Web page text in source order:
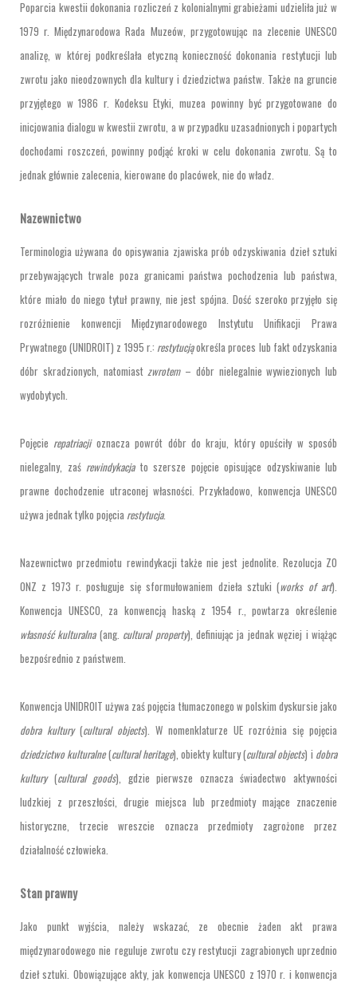
Poparcia kwestii dokonania rozliczeń z kolonialnymi grabieżami udzieliła już w
1979 r. Międzynarodowa Rada Muzeów, przygotowując na zlecenie UNESCO
analizę, w której podkreślała etyczną konieczność dokonania restytucji lub
zwrotu jako nieodzownych dla kultury i dziedzictwa państw. Także na gruncie
przyjętego w 1986 r. Kodeksu Etyki, muzea powinny być przygotowane do
inicjowania dialogu w kwestii zwrotu, a w przypadku uzasadnionych i popartych
dochodami roszczeń, powinny podjąć kroki w celu dokonania zwrotu. Są to
jednak głównie zalecenia, kierowane do placówek, nie do władz.
Nazewnictwo
Terminologia używana do opisywania zjawiska prób odzyskiwania dzieł sztuki
przebywających trwale poza granicami państwa pochodzenia lub państwa,
które miało do niego tytuł prawny, nie jest spójna. Dość szeroko przyjęło się
rozróżnienie konwencji Międzynarodowego Instytutu Unifikacji Prawa
Prywatnego (UNIDROIT) z 1995 r.: restytucjąokreśla proces lub fakt odzyskania
dóbr skradzionych, natomiast zwrotem– dóbr nielegalnie wywiezionych lub
wydobytych.
Pojęcie repatriacjioznacza powrót dóbr do kraju, który opuściły w sposób
nielegalny, zaś rewindykacjato szersze pojęcie opisujące odzyskiwanie lub
prawne dochodzenie utraconej własności. Przykładowo, konwencja UNESCO
używa jednak tylko pojęcia restytucja.
Nazewnictwo przedmiotu rewindykacji także nie jest jednolite. Rezolucja ZO
ONZ z 1973 r. posługuje się sformułowaniem dzieła sztuki (works of art).
Konwencja UNESCO, za konwencją haską z 1954 r., powtarza określenie
własność kulturalna(ang. cultural property), definiując ja jednak węziej i wiążąc
bezpośrednio z państwem.
Konwencja UNIDROIT używa zaś pojęcia tłumaczonego w polskim dyskursie jako
dobra kultury(cultural objects). W nomenklaturze UE rozróżnia się pojęcia
dziedzictwo kulturalne(cultural heritage), obiekty kultury (cultural objects) i dobra
kultury(cultural goods), gdzie pierwsze oznacza świadectwo aktywności
ludzkiej z przeszłości, drugie miejsca lub przedmioty mające znaczenie
historyczne, trzecie wreszcie oznacza przedmioty zagrożone przez
działalność człowieka.
Stan prawny
Jako punkt wyjścia, należy wskazać, ze obecnie żaden akt prawa
międzynarodowego nie reguluje zwrotu czy restytucji zagrabionych uprzednio
dzieł sztuki. Obowiązujące akty, jak konwencja UNESCO z 1970 r. i konwencja